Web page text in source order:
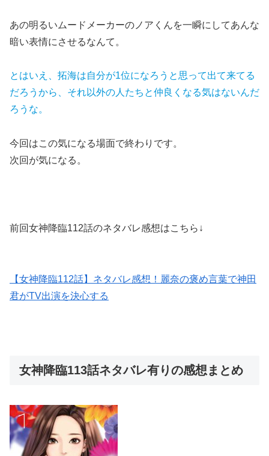
あの明るいムードメーカーのノアくんを一瞬にしてあんな
暗い表情にさせるなんて。
とはいえ、拓海は自分が1位になろうと思って出て来てる
だろうから、それ以外の人たちと仲良くなる気はないんだ
ろうな。
今回はこの気になる場面で終わりです。
次回が気になる。
前回女神降臨112話のネタバレ感想はこちら↓
【女神降臨112話】ネタバレ感想！麗奈の褒め言葉で神田
君がTV出演を決心する
女神降臨113話ネタバレ有りの感想まとめ